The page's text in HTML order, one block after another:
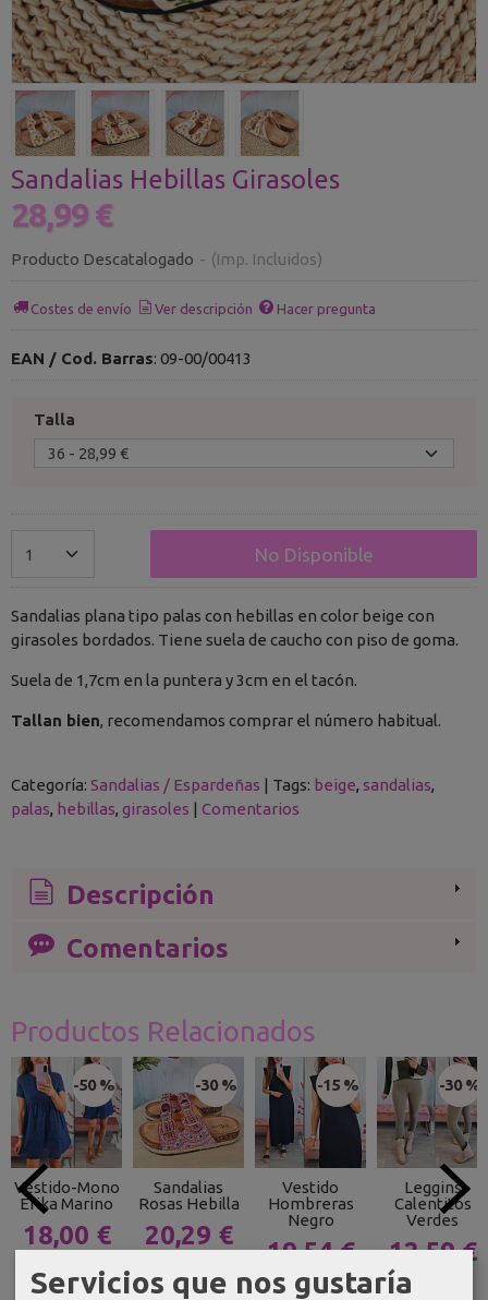
Sandalias Hebillas Girasoles
28,99 €
Producto Descatalogado - (Imp. Incluidos)
Costes de envío Ver descripción Hacer pregunta
EAN / Cod. Barras: 09-00/00413
Talla
No Disponible
Sandalias plana tipo palas con hebillas en color beige con
girasoles bordados. Tiene suela de caucho con piso de goma.
Suela de 1,7cm en la puntera y 3cm en el tacón.
Tallan bien, recomendamos comprar el número habitual.
Categoría: Sandalias / Espardeñas | Tags: beige sandalias
palas hebillas girasoles | Comentarios
Descripción
Comentarios
Productos Relacionados
-50 %
Vestido-Mono
Erika Marino
18,00 €
-30 %
Sandalias
Rosas Hebilla
20,29 €
-15 %
Vestido
Hombreras
Negro
19,54 €
22,99 €
-30 %
Leggins
Calentitos
Verdes
12,59 €
17,99 €
Servicios que nos gustaría